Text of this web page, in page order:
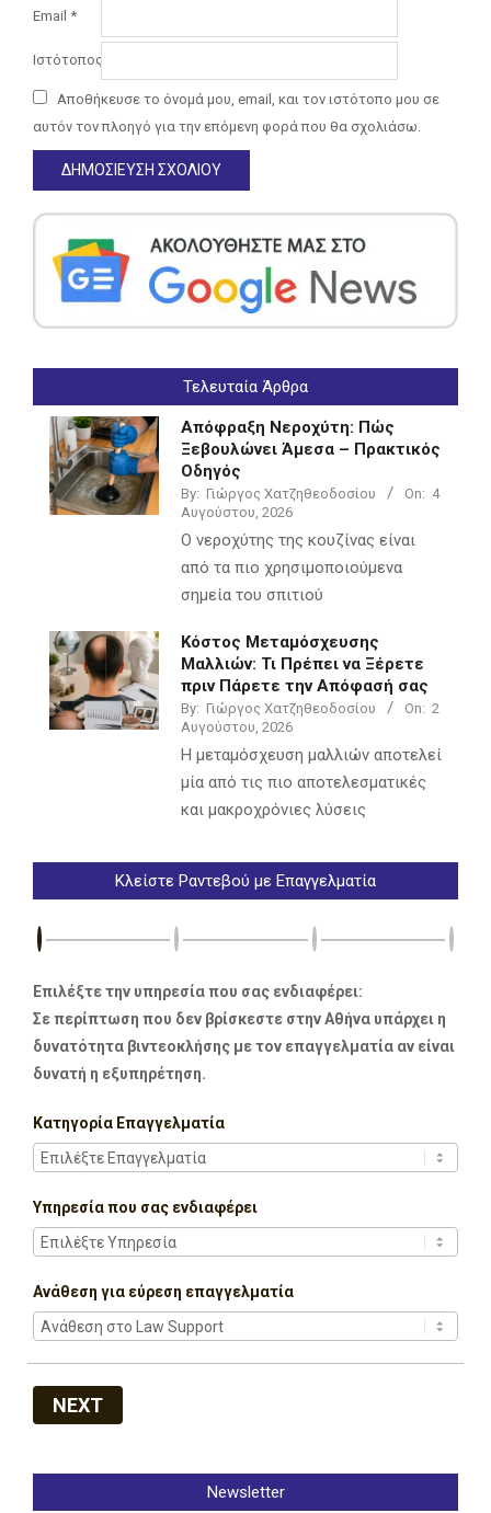
Email *
Ιστότοπος
Αποθήκευσε το όνομά μου, email, και τον ιστότοπο μου σε
αυτόν τον πλοηγό για την επόμενη φορά που θα σχολιάσω.
Τελευταία Άρθρα
Απόφραξη Νεροχύτη: Πώς
Ξεβουλώνει Άμεσα – Πρακτικός
Οδηγός
By: Γιώργος Χατζηθεοδοσίου On: 4
Αυγούστου, 2026
Ο νεροχύτης της κουζίνας είναι
από τα πιο χρησιμοποιούμενα
σημεία του σπιτιού
Κόστος Μεταμόσχευσης
Μαλλιών: Τι Πρέπει να Ξέρετε
πριν Πάρετε την Απόφασή σας
By: Γιώργος Χατζηθεοδοσίου On: 2
Αυγούστου, 2026
Η μεταμόσχευση μαλλιών αποτελεί
μία από τις πιο αποτελεσματικές
και μακροχρόνιες λύσεις
Κλείστε Ραντεβού με Επαγγελματία
Επιλέξτε την υπηρεσία που σας ενδιαφέρει:
Σε περίπτωση που δεν βρίσκεστε στην Αθήνα υπάρχει η
δυνατότητα βιντεοκλήσης με τον επαγγελματία αν είναι
δυνατή η εξυπηρέτηση.
Κατηγορία Επαγγελματία
Υπηρεσία που σας ενδιαφέρει
Ανάθεση για εύρεση επαγγελματία
NEXT
Newsletter